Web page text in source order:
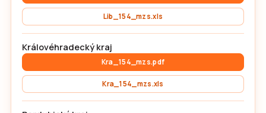
Lib_154_mzs.xls
Královéhradecký kraj
Kra_154_mzs.pdf
Kra_154_mzs.xls